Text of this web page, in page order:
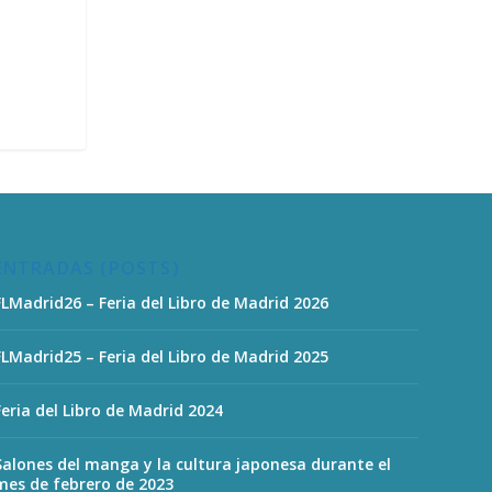
– Feria del Libro de Madrid 2026
– Feria del Libro de Madrid 2025
del Libro de Madrid 2024
del manga y la cultura japonesa durante el
de febrero de 2023